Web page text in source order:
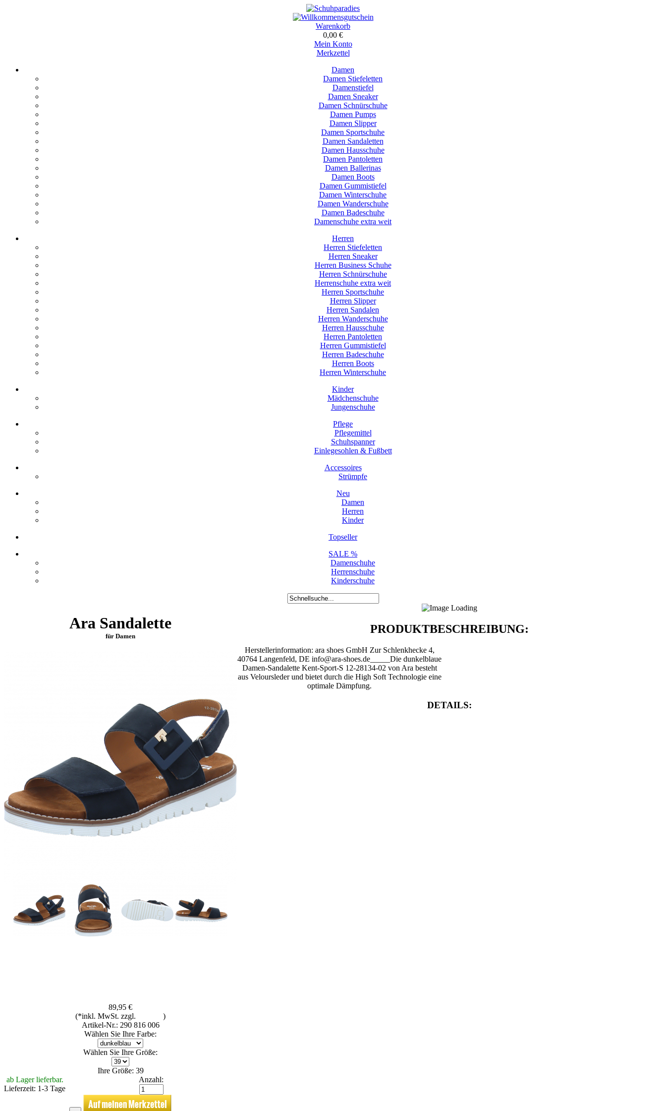
Warenkorb
0,00 €
Mein Konto
Merkzettel
Damen
Damen Stiefeletten
Damenstiefel
Damen Sneaker
Damen Schnürschuhe
Damen Pumps
Damen Slipper
Damen Sportschuhe
Damen Sandaletten
Damen Hausschuhe
Damen Pantoletten
Damen Ballerinas
Damen Boots
Damen Gummistiefel
Damen Winterschuhe
Damen Wanderschuhe
Damen Badeschuhe
Damenschuhe extra weit
Herren
Herren Stiefeletten
Herren Sneaker
Herren Business Schuhe
Herren Schnürschuhe
Herrenschuhe extra weit
Herren Sportschuhe
Herren Slipper
Herren Sandalen
Herren Wanderschuhe
Herren Hausschuhe
Herren Pantoletten
Herren Gummistiefel
Herren Badeschuhe
Herren Boots
Herren Winterschuhe
Kinder
Mädchenschuhe
Jungenschuhe
Pflege
Pflegemittel
Schuhspanner
Einlegesohlen & Fußbett
Accessoires
Strümpfe
Neu
Damen
Herren
Kinder
Topseller
SALE %
Damenschuhe
Herrenschuhe
Kinderschuhe
Ara Sandalette
für Damen
89,95 €
(*inkl. MwSt. zzgl.
)
Artikel-Nr.: 290 816 006
Wählen Sie Ihre Farbe:
Wählen Sie Ihre Größe:
Ihre Größe: 39
ab Lager lieferbar.
Lieferzeit: 1-3 Tage
Anzahl:
PRODUKTBESCHREIBUNG:
Herstellerinformation: ara shoes GmbH Zur Schlenkhecke 4,
40764 Langenfeld, DE info@ara-shoes.de_____Die dunkelblaue
Damen-Sandalette Kent-Sport-S 12-28134-02 von Ara besteht
aus Veloursleder und bietet durch die High Soft Technologie eine
optimale Dämpfung.
DETAILS: